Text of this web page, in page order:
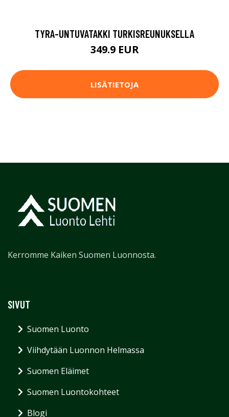
TYRA-UNTUVATAKKI TURKISREUNUKSELLA
349.9 EUR
LISÄTIETOJA
Kerromme Kaiken Suomen Luonnosta.
SIVUT
Suomen Luonto
Viihdytään Luonnon Helmassa
Suomen Eläimet
Suomen Luontokohteet
Blogi